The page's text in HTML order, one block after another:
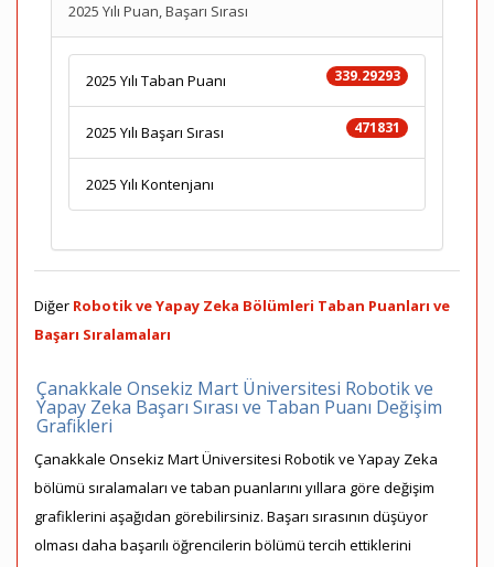
2025 Yılı Puan, Başarı Sırası
339.29293
2025 Yılı Taban Puanı
471831
2025 Yılı Başarı Sırası
2025 Yılı Kontenjanı
Diğer Robotik ve Yapay Zeka Bölümleri Taban Puanları ve
Başarı Sıralamaları
Çanakkale Onsekiz Mart Üniversitesi Robotik ve
Yapay Zeka Başarı Sırası ve Taban Puanı Değişim
Grafikleri
Çanakkale Onsekiz Mart Üniversitesi Robotik ve Yapay Zeka
bölümü sıralamaları ve taban puanlarını yıllara göre değişim
grafiklerini aşağıdan görebilirsiniz. Başarı sırasının düşüyor
olması daha başarılı öğrencilerin bölümü tercih ettiklerini